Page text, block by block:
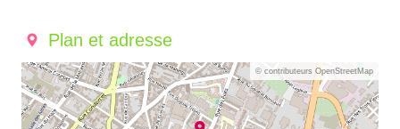
Plan et adresse
© contributeurs OpenStreetMap